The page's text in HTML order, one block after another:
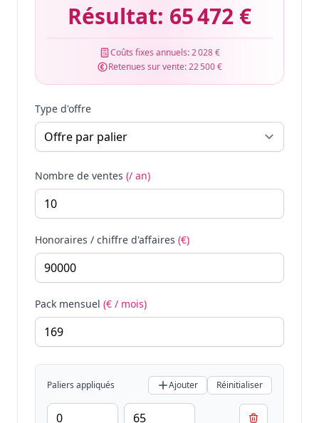
Résultat: 65 472 €
Coûts fixes annuels:2 028 €
Retenues sur vente:22 500 €
Type d'offre
Nombre de ventes (/ an)
Honoraires / chiffre d'affaires (€)
Pack mensuel (€ / mois)
Paliers appliqués Ajouter Réinitialiser